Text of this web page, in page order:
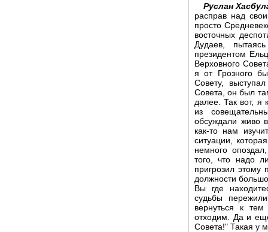
Руслан
расправ над
просто
восточных
Дудаев,
президентом
Верховного
я от Грозного
Совету,
Совета, он был
далее. Так вот, я
из
обсуждали живо
как-то нам
ситуации,
немного
того, что надо
пригрозил этому
должности
Вы где
судьбы
вернуться к
отходим. Да и
Совета!" Такая у